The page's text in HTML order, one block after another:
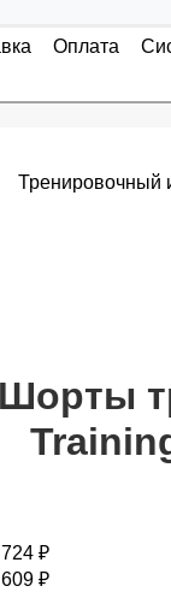
Оплата
Тренировочный
заказа
- 25.000
-
Шорты
₽
₽